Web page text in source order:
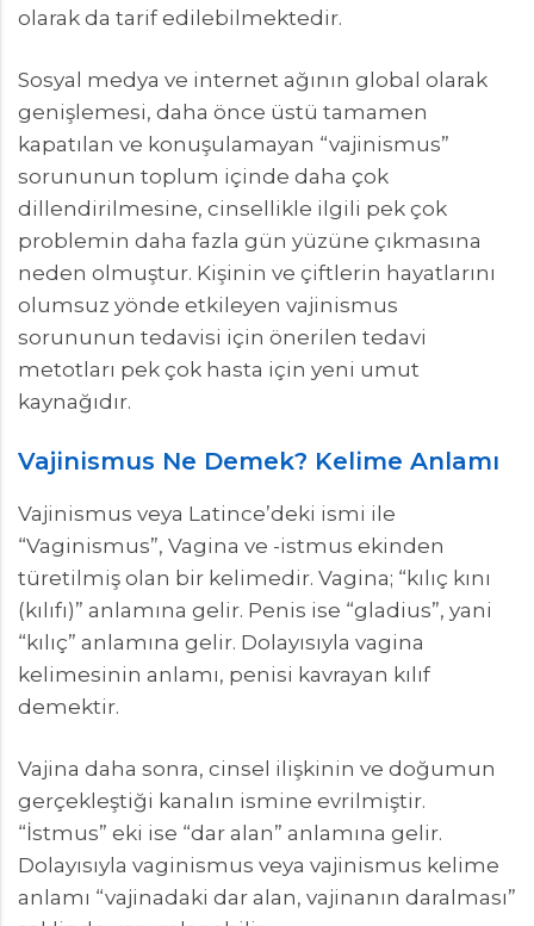
olarak da tarif edilebilmektedir.
Sosyal medya ve internet ağının global olarak
genişlemesi, daha önce üstü tamamen
kapatılan ve konuşulamayan “vajinismus”
sorununun toplum içinde daha çok
dillendirilmesine, cinsellikle ilgili pek çok
problemin daha fazla gün yüzüne çıkmasına
neden olmuştur. Kişinin ve çiftlerin hayatlarını
olumsuz yönde etkileyen vajinismus
sorununun tedavisi için önerilen tedavi
metotları pek çok hasta için yeni umut
kaynağıdır.
Vajinismus Ne Demek? Kelime Anlamı
Vajinismus veya Latince’deki ismi ile
“Vaginismus”, Vagina ve -istmus ekinden
türetilmiş olan bir kelimedir. Vagina; “kılıç kını
(kılıfı)” anlamına gelir. Penis ise “gladius”, yani
“kılıç” anlamına gelir. Dolayısıyla vagina
kelimesinin anlamı, penisi kavrayan kılıf
demektir.
Vajina daha sonra, cinsel ilişkinin ve doğumun
gerçekleştiği kanalın ismine evrilmiştir.
“İstmus” eki ise “dar alan” anlamına gelir.
Dolayısıyla vaginismus veya vajinismus kelime
anlamı “vajinadaki dar alan, vajinanın daralması”